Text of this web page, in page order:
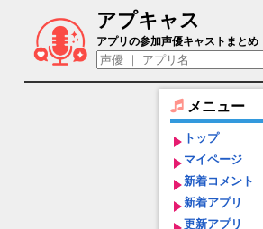
アプキャス
ファシル（声優：酒井
アプリの参加声優キャストまとめ
メニュー
トップ
マイページ
新着コメント
新着アプリ
更新アプリ